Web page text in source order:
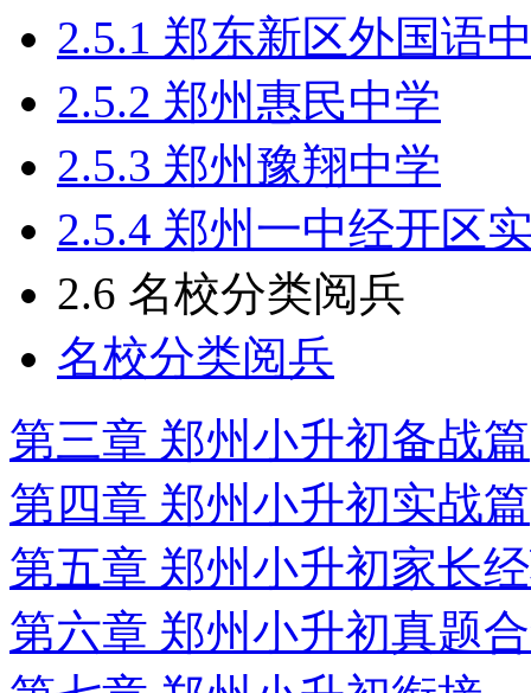
2.5.1 郑东新区外国语
2.5.2 郑州惠民中学
2.5.3 郑州豫翔中学
2.5.4 郑州一中经开区
2.6 名校分类阅兵
名校分类阅兵
第三章 郑州小升初备战篇
第四章 郑州小升初实战篇
第五章 郑州小升初家长
第六章 郑州小升初真题